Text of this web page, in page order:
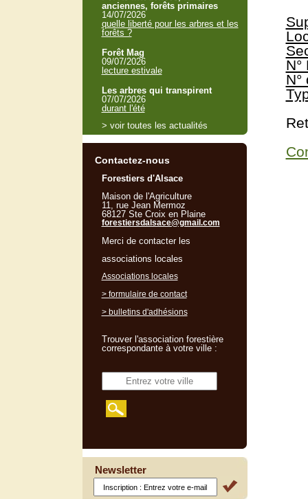
N°
N°
anciennes, forêts primaires
14/07/2026
quelle liberté pour les arbres et les
forêts ?
Forêt Mag
09/07/2026
lecture estivale
Les arbres qui transpirent
07/07/2026
durant l'été
> voir toutes les actualités
Contactez-nous
Forestiers d'Alsace
Maison de l'Agriculture
11, rue Jean Mermoz
68127 Ste Croix en Plaine
forestiersdalsace@gmail.com
Merci de contacter les
associations locales
Associations locales
> formulaire de contact
> bulletins d'adhésions
Trouver l'association forestière
correspondante à votre ville :
Newsletter